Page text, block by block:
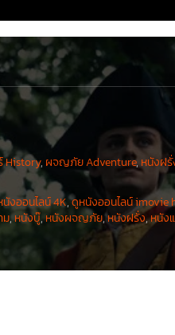
History, ผจญภัย Adventure, หนังฝรั่
งออนไลน์ 4K,ดูหนังออนไลน์ imovie
ม,หนังบู๊,หนังผจญภัย,หนังฝรั่ง,หนัง